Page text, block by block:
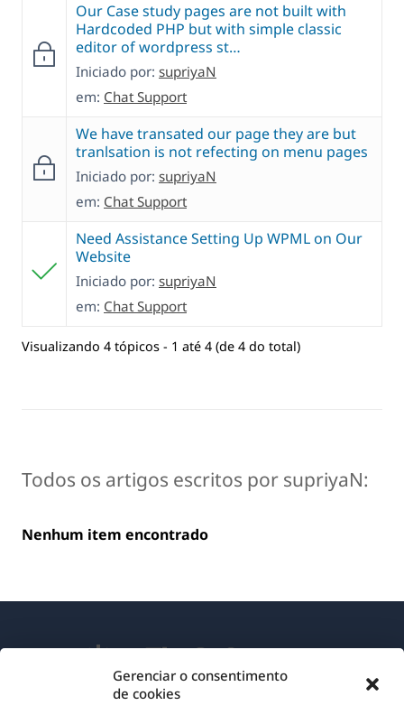
Gerenciar o consentimento
de cookies
Our Case study pages are not built with
Hardcoded PHP but with simple classic
editor of wordpress st…
Iniciado por: supriyaN
em: Chat Support
We have transated our page they are but
tranlsation is not refecting on menu pages
Iniciado por: supriyaN
em: Chat Support
Need Assistance Setting Up WPML on Our
Website
Iniciado por: supriyaN
em: Chat Support
Visualizando 4 tópicos - 1 até 4 (de 4 do total)
Todos os artigos escritos por supriyaN:
Nenhum item encontrado